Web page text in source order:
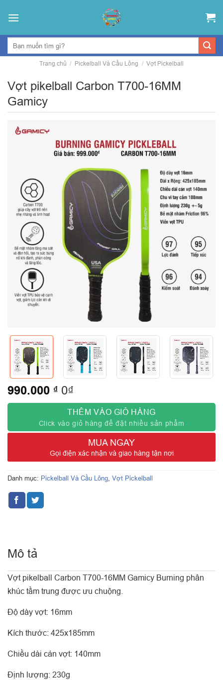
Trang chủ / Pickelball Và Cầu Lông / Vợt Pickelball
Vợt pikelball Carbon T700-16MM
Gamicy
990.000 ₫ 0₫
THÊM VÀO GIỎ HÀNG
Click vào giỏ hàng để đặt nhiều sản phẩm
MUA NGAY
Gọi điện xác nhận và giao hàng tận nơi
Danh mục: Pickelball Và Cầu Lông, Vợt Pickelball
Mô tả
Vợt pikelball Carbon T700-16MM Gamicy Burning phân
khúc tầm trung được ưu chuộng.
Độ dày vợt: 16mm
Kích thước: 425x185mm
Chiều dài cán vợt: 140mm
Định lượng: 230g